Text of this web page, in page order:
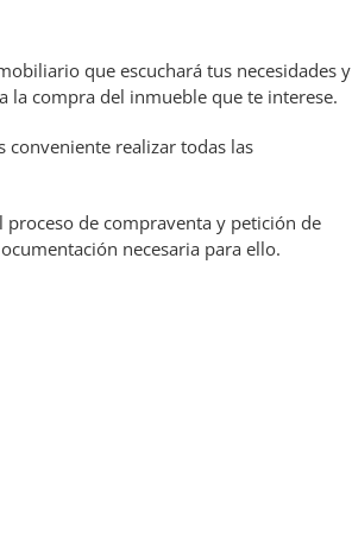
que escuchará tus necesidades y
la compra del inmueble que te interese.
conveniente realizar todas las
de compraventa y petición de
necesaria para ello.